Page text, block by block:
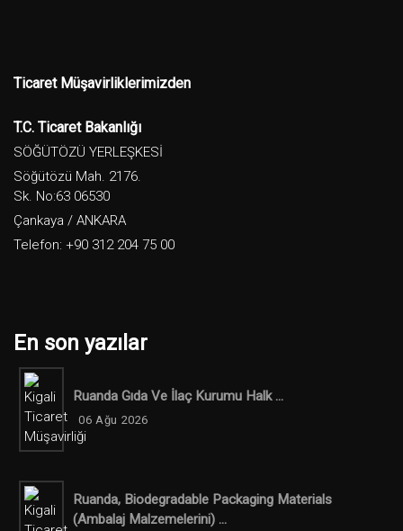
Ticaret Müşavirliklerimizden
T.C. Ticaret Bakanlığı
SÖĞÜTÖZÜ YERLEŞKESİ
Söğütözü Mah. 2176.
Sk. No:63 06530
Çankaya / ANKARA
Telefon: +90 312 204 75 00
En son yazılar
Ruanda Gıda Ve İlaç Kurumu Halk ...
06 Ağu 2026
Ruanda, Biodegradable Packaging Materials
(ambalaj Malzemelerini) ...